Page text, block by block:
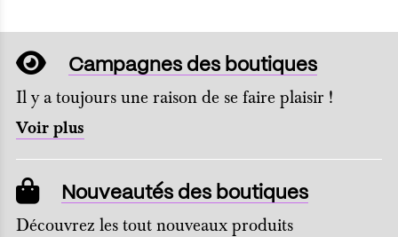
Campagnes des boutiques
Il y a toujours une raison de se faire plaisir !
Voir plus
Nouveautés des boutiques
Découvrez les tout nouveaux produits